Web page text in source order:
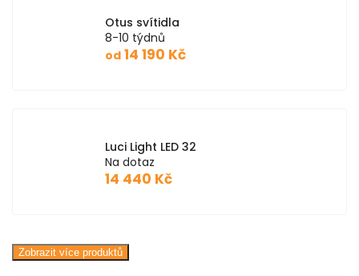
Otus svítidla
8-10 týdnů
od 14 190 Kč
Luci Light LED 32
Na dotaz
14 440 Kč
Zobrazit více produktů